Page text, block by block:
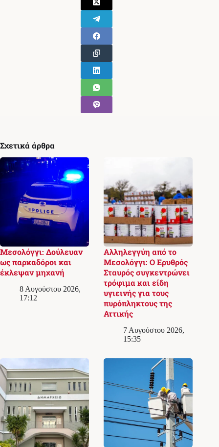
Σχετικά άρθρα
Μεσολόγγι: Δούλευαν
ως παρκαδόροι και
έκλεψαν μηχανή
8 Αυγούστου 2026,
17:12
Αλληλεγγύη από το
Μεσολόγγι: Ο Ερυθρός
Σταυρός συγκεντρώνει
τρόφιμα και είδη
υγιεινής για τους
πυρόπληκτους της
Αττικής
7 Αυγούστου 2026,
15:35